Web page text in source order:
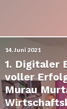
14. Juni 2021
1. Digitaler
voller
Murau